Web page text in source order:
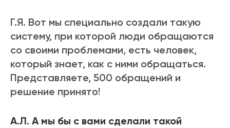
Г.Я. Вот мы специально создали такую
систему, при которой люди обращаются
со своими проблемами, есть человек,
который знает, как с ними обращаться.
Представляете, 500 обращений и
решение принято!
А.Л. А мы бы с вами сделали такой